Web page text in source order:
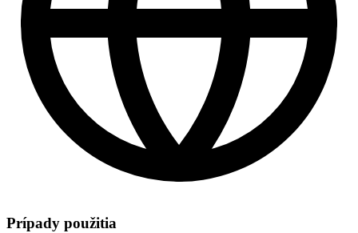
Prípady použitia